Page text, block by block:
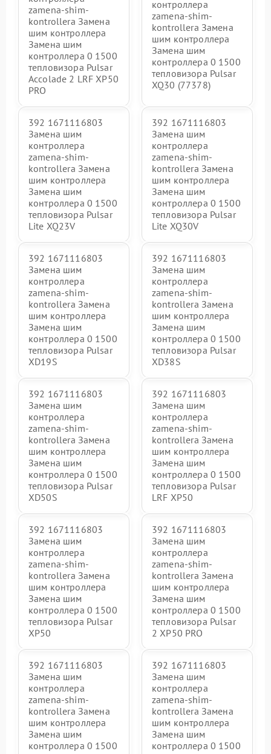
zamena-shim-
kontrollera Замена
шим контроллера
Замена шим
контроллера 0 1500
тепловизора Pulsar
Accolade 2 LRF XP50
PRO
контроллера
zamena-shim-
kontrollera Замена
шим контроллера
Замена шим
контроллера 0 1500
тепловизора Pulsar
XQ30 (77378)
392 1671116803
Замена шим
контроллера
zamena-shim-
kontrollera Замена
шим контроллера
Замена шим
контроллера 0 1500
тепловизора Pulsar
Lite XQ23V
392 1671116803
Замена шим
контроллера
zamena-shim-
kontrollera Замена
шим контроллера
Замена шим
контроллера 0 1500
тепловизора Pulsar
Lite XQ30V
392 1671116803
Замена шим
контроллера
zamena-shim-
kontrollera Замена
шим контроллера
Замена шим
контроллера 0 1500
тепловизора Pulsar
XD19S
392 1671116803
Замена шим
контроллера
zamena-shim-
kontrollera Замена
шим контроллера
Замена шим
контроллера 0 1500
тепловизора Pulsar
XD38S
392 1671116803
Замена шим
контроллера
zamena-shim-
kontrollera Замена
шим контроллера
Замена шим
контроллера 0 1500
тепловизора Pulsar
XD50S
392 1671116803
Замена шим
контроллера
zamena-shim-
kontrollera Замена
шим контроллера
Замена шим
контроллера 0 1500
тепловизора Pulsar
LRF XP50
392 1671116803
Замена шим
контроллера
zamena-shim-
kontrollera Замена
шим контроллера
Замена шим
контроллера 0 1500
тепловизора Pulsar
XP50
392 1671116803
Замена шим
контроллера
zamena-shim-
kontrollera Замена
шим контроллера
Замена шим
контроллера 0 1500
тепловизора Pulsar
2 XP50 PRO
392 1671116803
Замена шим
контроллера
zamena-shim-
kontrollera Замена
шим контроллера
Замена шим
контроллера 0 1500
392 1671116803
Замена шим
контроллера
zamena-shim-
kontrollera Замена
шим контроллера
Замена шим
контроллера 0 1500